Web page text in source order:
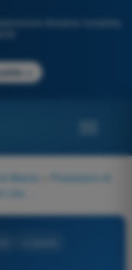
d'esame completa,
Aliante
Prestazioni di